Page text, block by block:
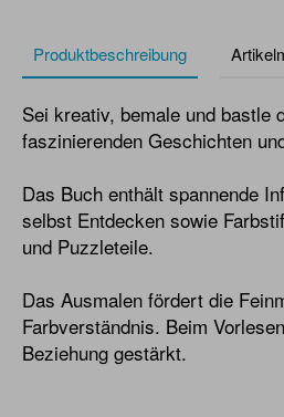
Produktbeschreibung
Sei kreativ, bemale und bastle
faszinierenden Geschichten
Das Buch enthält spannende
selbst Entdecken sowie
und Puzzleteile.
Das Ausmalen fördert die
Farbverständnis. Beim
Beziehung gestärkt.